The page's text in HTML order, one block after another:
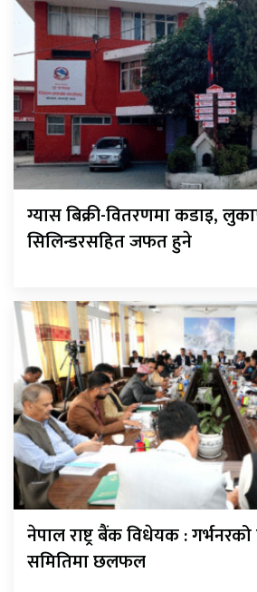
ग्यास बिक्री-वितरणमा कडाइ,
सिलिन्डरसहित जफत हुने
नेपाल राष्ट्र बैंक विधेयक :
समितिमा छलफल